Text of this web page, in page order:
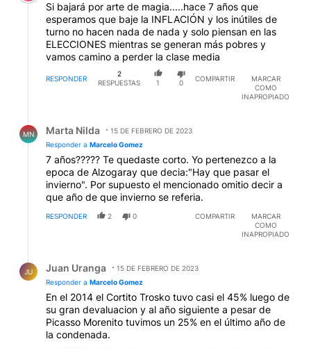
Si bajará por arte de magia.....hace 7 años que
esperamos que baje la INFLACIÓN y los inútiles de
turno no hacen nada de nada y solo piensan en las
ELECCIONES mientras se generan más pobres y
vamos camino a perder la clase media
RESPONDER
2
RESPUESTAS
1 0
COMPARTIR
MARCAR
COMO
INAPROPIADO
MN Marta Nilda
15 DE FEBRERO DE 2023
Responder a Marcelo Gomez
7 años????? Te quedaste corto. Yo pertenezco a la
epoca de Alzogaray que decia:"Hay que pasar el
invierno". Por supuesto el mencionado omitio decir a
que año de que invierno se referia.
RESPONDER 2 0 COMPARTIR
MARCAR
COMO
INAPROPIADO
JU Juan Uranga
15 DE FEBRERO DE 2023
Responder a Marcelo Gomez
En el 2014 el Cortito Trosko tuvo casi el 45% luego de
su gran devaluacion y al año siguiente a pesar de
Picasso Morenito tuvimos un 25% en el último año de
la condenada.